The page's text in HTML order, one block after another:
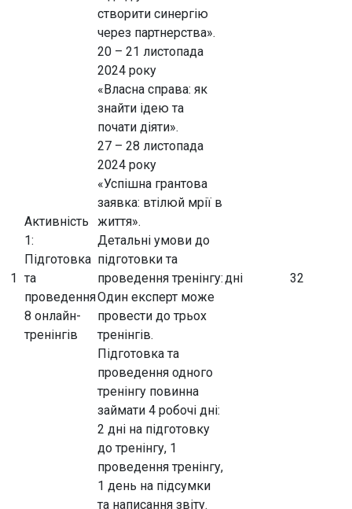
1
Активність
1:
Підготовка
та
проведення
8 онлайн-
тренінгів
створити синергію
через партнерства».
20 – 21 листопада
2024 року
«Власна справа: як
знайти ідею та
почати діяти».
27 – 28 листопада
2024 року
«Успішна грантова
заявка: втілюй мрії в
життя».
Детальні умови до
підготовки та
проведення тренінгу:
Один експерт може
провести до трьох
тренінгів.
Підготовка та
проведення одного
тренінгу повинна
займати 4 робочі дні:
2 дні на підготовку
до тренінгу, 1
проведення тренінгу,
1 день на підсумки
та написання звіту.
дні 32